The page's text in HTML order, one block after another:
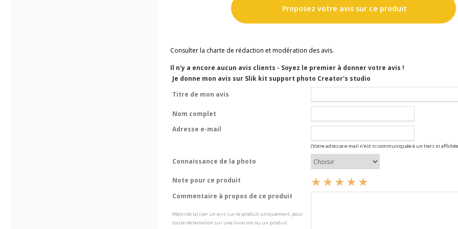
Proposez votre avis sur ce produit
Consulter la charte de rédaction et modération des avis.
Il n'y a encore aucun avis clients - Soyez le premier à donner votre avis !
Je donne mon avis sur Slik kit support photo Creator's studio
Titre de mon avis
Nom complet
Adresse e-mail
(Votre adresse e-mail n'est ni communiquée à un tiers ni
Connaissance de la photo
Note pour ce produit
Commentaire à propos de ce produit
Merci de laisser un avis sur le produit uniquement, pour
toute réclamation sur une livraison ou un produit